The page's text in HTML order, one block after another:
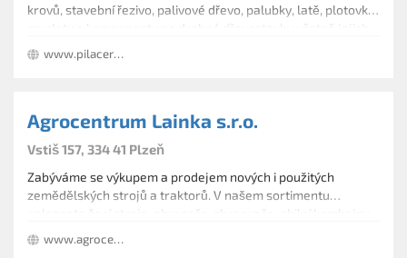
krovů, stavební řezivo, palivové dřevo, palubky, latě, plotovky
montáže. Provádíme sušení i hoblování dřeva. Zabýváme se
těžbou, výkupem a pořezem kulatiny.
www.pilacercany.com
Agrocentrum Lainka s.r.o.
Vstiš 157, 334 41 Plzeň
Zabýváme se výkupem a prodejem nových i použitých
zemědělských strojů a traktorů. V našem sortimentu
rozmetadla, práškovače či krmné vozy. Nabízíme také
manipulační vozy. Provádíme servisy a opravy zemědělské,
www.agrocentrum.cz